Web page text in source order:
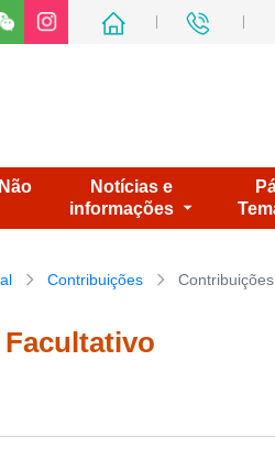
Notícias e
informações
Contribuições